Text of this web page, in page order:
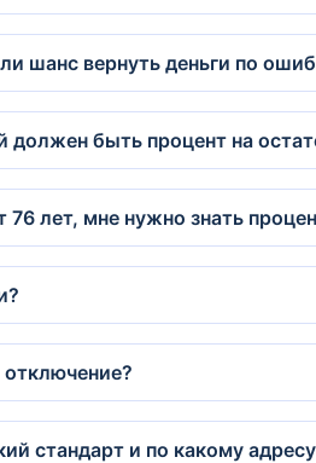
шанс вернуть деньги по
быть процент на
76 лет, мне нужно знать
отключение?
стандарт и по какому